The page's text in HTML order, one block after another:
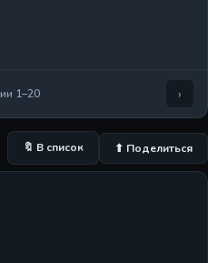
1–20 ›
🔖 В список ⬆ Поделиться